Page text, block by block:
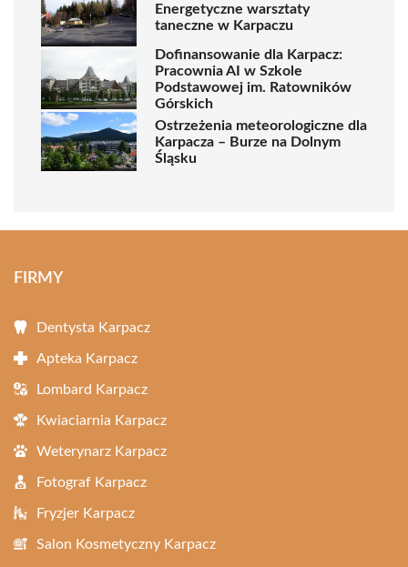
Energetyczne warsztaty
taneczne w Karpaczu
Dofinansowanie dla Karpacz:
Pracownia AI w Szkole
Podstawowej im. Ratowników
Górskich
Ostrzeżenia meteorologiczne dla
Karpacza – Burze na Dolnym
Śląsku
FIRMY
Dentysta Karpacz
Apteka Karpacz
Lombard Karpacz
Kwiaciarnia Karpacz
Weterynarz Karpacz
Fotograf Karpacz
Fryzjer Karpacz
Salon Kosmetyczny Karpacz